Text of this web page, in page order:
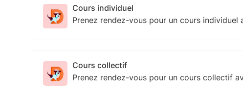
Cours individuel
Prenez rendez-vous pour un cours individuel
Cours collectif
Prenez rendez-vous pour un cours collectif